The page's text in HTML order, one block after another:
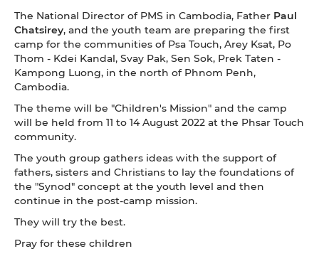
The National Director of PMS in Cambodia, Father Paul
Chatsirey, and the youth team are preparing the first
camp for the communities of Psa Touch, Arey Ksat, Po
Thom - Kdei Kandal, Svay Pak, Sen Sok, Prek Taten -
Kampong Luong, in the north of Phnom Penh,
Cambodia.
The theme will be "Children's Mission" and the camp
will be held from 11 to 14 August 2022 at the Phsar Touch
community.
The youth group gathers ideas with the support of
fathers, sisters and Christians to lay the foundations of
the "Synod" concept at the youth level and then
continue in the post-camp mission.
They will try the best.
Pray for these children